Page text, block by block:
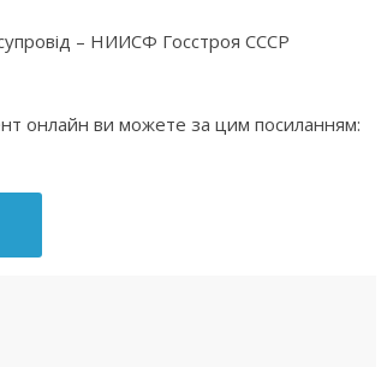
супровід – НИИСФ Госстроя СССР
онлайн ви можете за цим посиланням: